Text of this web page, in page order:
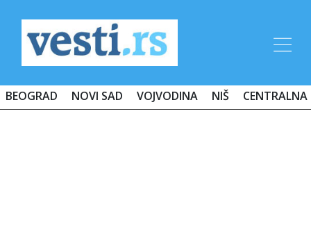
BEOGRAD NOVI SAD VOJVODINA NIŠ CENTRALNA